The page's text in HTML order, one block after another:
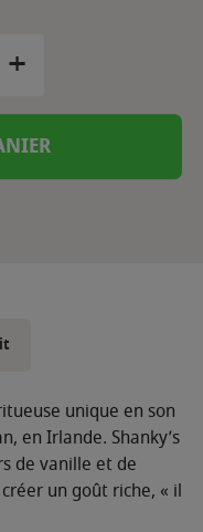
+
unique en son
en Irlande. Shanky’s
de vanille et de
un goût riche, « il